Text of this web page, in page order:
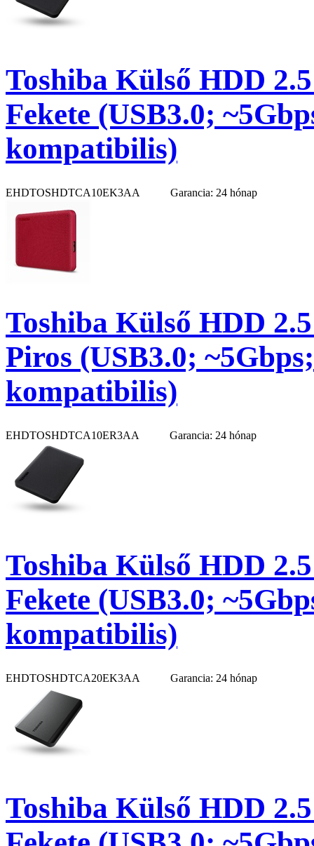
Toshiba Külső HDD
Fekete (USB3.0;
kompatibilis)
EHDTOSHDTCA10EK3AA Garancia: 24 hónap
Toshiba Külső HDD
Piros (USB3.0;
kompatibilis)
EHDTOSHDTCA10ER3AA Garancia: 24 hónap
Toshiba Külső HDD
Fekete (USB3.0;
kompatibilis)
EHDTOSHDTCA20EK3AA Garancia: 24 hónap
Toshiba Külső HDD